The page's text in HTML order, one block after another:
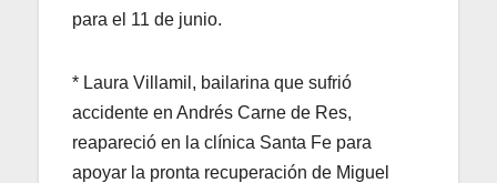
para el 11 de junio.
* Laura Villamil, bailarina que sufrió
accidente en Andrés Carne de Res,
reapareció en la clínica Santa Fe para
apoyar la pronta recuperación de Miguel